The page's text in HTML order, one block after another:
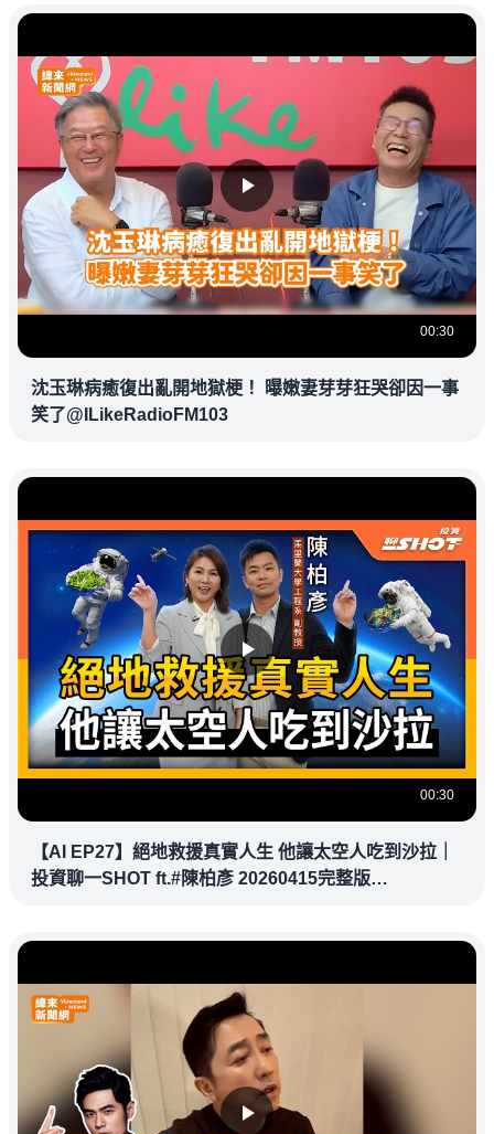
00:30
沈玉琳病癒復出亂開地獄梗！ 曝嫩妻芽芽狂哭卻因一事
笑了@ILikeRadioFM103
00:30
【AI EP27】絕地救援真實人生 他讓太空人吃到沙拉｜
投資聊一SHOT ft.#陳柏彥 20260415完整版